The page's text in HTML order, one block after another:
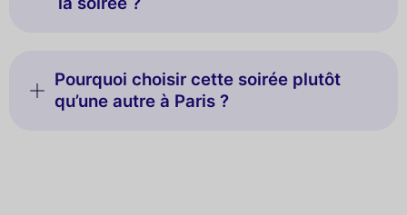
Pourquoi choisir cette soirée plutôt
qu’une autre à Paris ?